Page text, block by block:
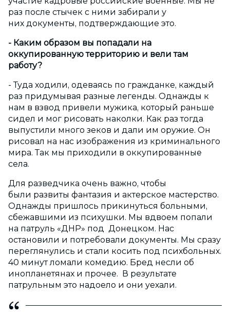
раз после стычек с ними забирали у
них документы, подтверждающие это.
- Каким образом вы попадали на
оккупированную территорию и вели там
работу?
- Туда ходили, одеваясь по гражданке, каждый
раз придумывая разные легенды. Однажды к
нам в взвод привели мужика, который раньше
сидел и мог рисовать наколки. Как раз тогда
выпустили много зеков и дали им оружие. Он
рисовал на нас изображения из криминального
мира. Так мы приходили в оккупированные
села.
Для разведчика очень важно, чтобы
были развиты фантазия и актерское мастерство.
Однажды пришлось прикинуться больными,
сбежавшими из психушки. Мы вдвоем попали
на патруль «ДНР» под Донецком. Нас
остановили и потребовали документы. Мы сразу
переглянулись и стали косить под психбольных.
40 минут ломали комедию. Бред несли об
инопланетянах и прочее. В результате
патрульным это надоело и они уехали.